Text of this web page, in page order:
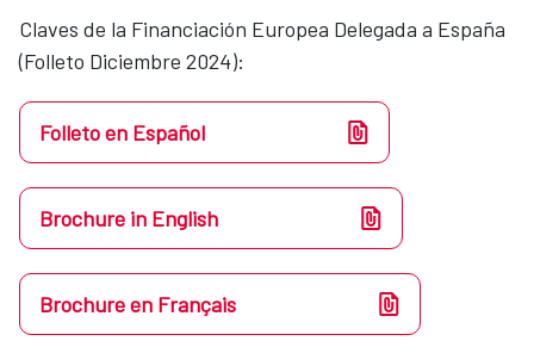
Claves de la Financiación Europea Delegada a España
(Folleto Diciembre 2024):
Folleto en Español
Brochure in English
Brochure en Français